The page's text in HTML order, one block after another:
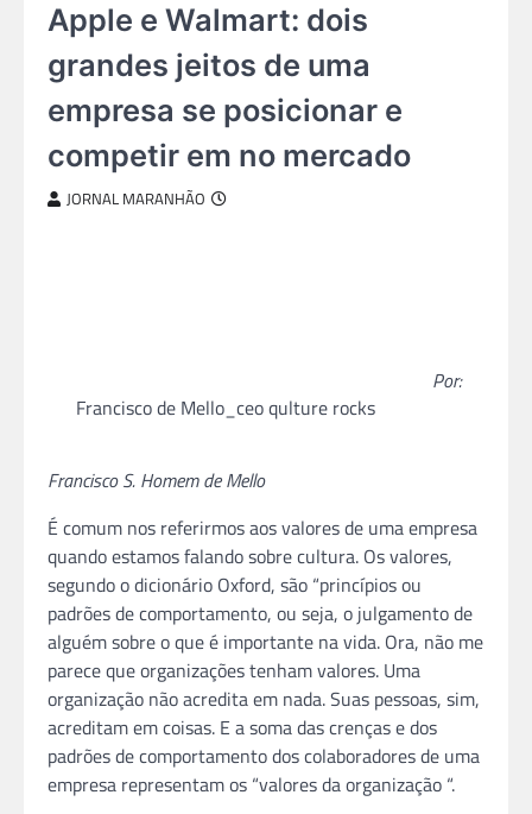
Apple e Walmart: dois
grandes jeitos de uma
empresa se posicionar e
competir em no mercado
JORNAL MARANHÃO
Francisco de Mello_ceo qulture rocks
Por:
Francisco S. Homem de Mello
É comum nos referirmos aos valores de uma empresa
quando estamos falando sobre cultura. Os valores,
segundo o dicionário Oxford, são “princípios ou
padrões de comportamento, ou seja, o julgamento de
alguém sobre o que é importante na vida. Ora, não me
parece que organizações tenham valores. Uma
organização não acredita em nada. Suas pessoas, sim,
acreditam em coisas. E a soma das crenças e dos
padrões de comportamento dos colaboradores de uma
empresa representam os “valores da organização “.